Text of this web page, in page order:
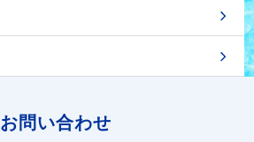
お問い合わせ